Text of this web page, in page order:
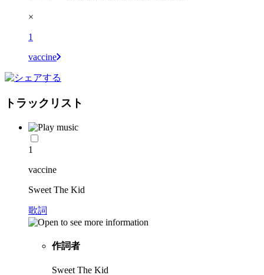
×
1
vaccine
トラックリスト
1
vaccine
Sweet The Kid
歌詞
作詞者
Sweet The Kid